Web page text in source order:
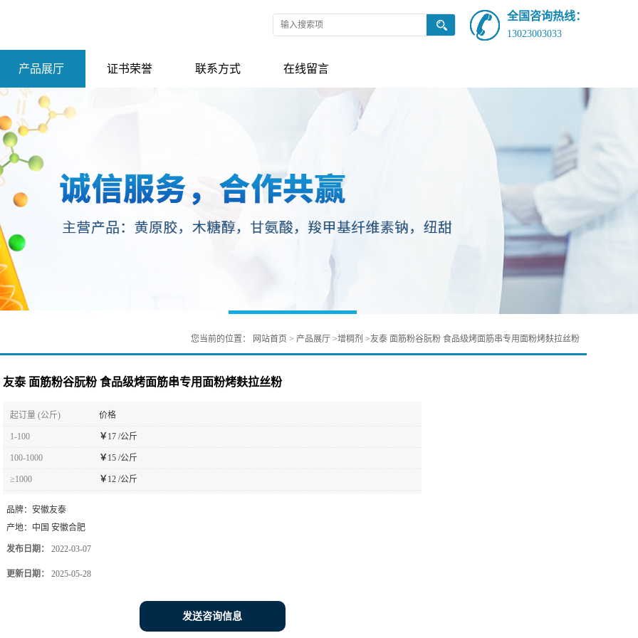
全国咨询热线：
13023003033
产品展厅 证书荣誉 联系方式 在线留言
您当前的位置： 网站首页 > 产品展厅 >增稠剂 >友泰 面筋粉谷朊粉 食品级烤面筋串专用面粉烤麸拉丝粉
友泰 面筋粉谷朊粉 食品级烤面筋串专用面粉烤麸拉丝粉
起订量 (公斤) 价格
1-100 ￥17 /公斤
100-1000 ￥15 /公斤
≥1000 ￥12 /公斤
品牌： 安徽友泰
产地： 中国 安徽合肥
发布日期： 2022-03-07
更新日期： 2025-05-28
发送咨询信息